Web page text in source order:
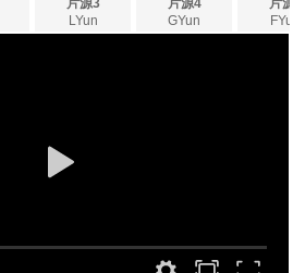
片源3
LYun
片源4
GYun
片源5
FYun